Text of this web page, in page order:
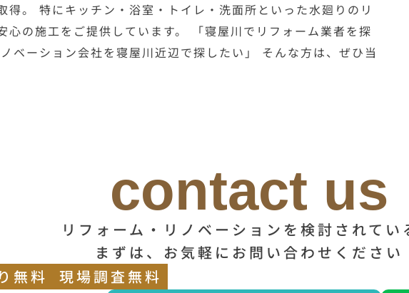
得。 特にキッチン・浴室・トイレ・洗面所といった水廻りのリ
心の施工をご提供しています。 「寝屋川でリフォーム業者を探
ベーション会社を寝屋川近辺で探したい」 そんな方は、ぜひ当
contact us
リフォーム・リノベーションを検討されてい
まずは、お気軽にお問い合わせください
無料 現場調査無料